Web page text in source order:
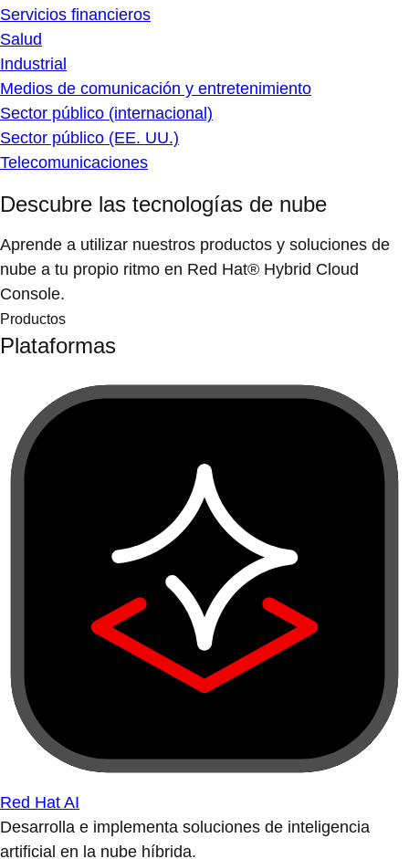
Servicios financieros
Salud
Industrial
Medios de comunicación y entretenimiento
Sector público (internacional)
Sector público (EE. UU.)
Telecomunicaciones
Descubre las tecnologías de nube
Aprende a utilizar nuestros productos y soluciones de
nube a tu propio ritmo en Red Hat® Hybrid Cloud
Console.
Productos
Plataformas
Red Hat AI
Desarrolla e implementa soluciones de inteligencia
artificial en la nube híbrida.